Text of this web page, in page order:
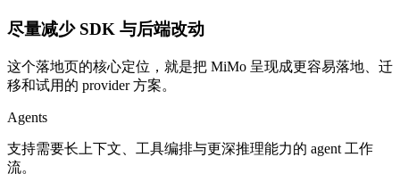
尽量减少 SDK 与后端改动
这个落地页的核心定位，就是把 MiMo 呈现成更容易落地、迁
移和试用的 provider 方案。
Agents
支持需要长上下文、工具编排与更深推理能力的 agent 工作
流。